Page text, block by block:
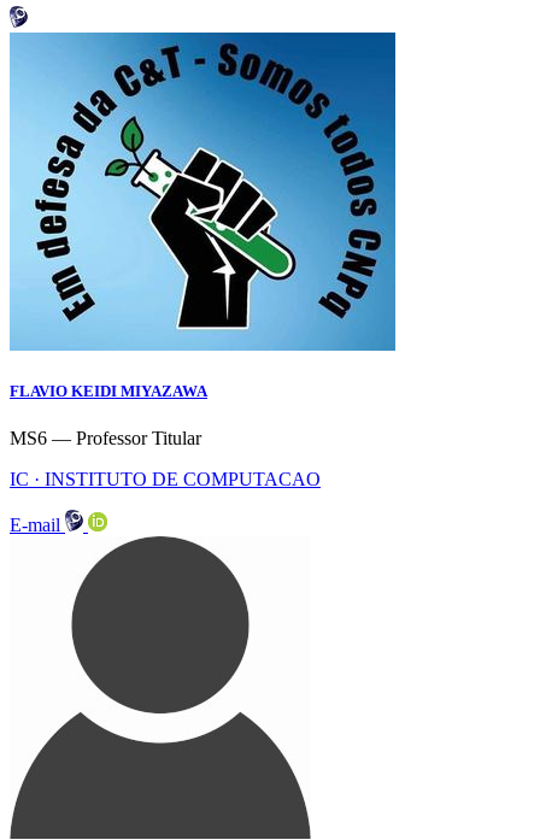
FLAVIO KEIDI MIYAZAWA
MS6 — Professor Titular
IC · INSTITUTO DE COMPUTACAO
E-mail